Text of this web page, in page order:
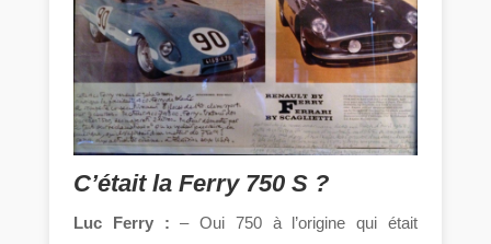
C’était la Ferry 750 S ?
Luc Ferry : – Oui 750 à l’origine qui était